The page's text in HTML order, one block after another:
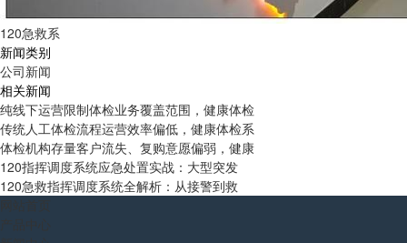
120急救系
新闻类别
公司新闻
相关新闻
纯线下运营限制体检业务覆盖范围，健康体检
传统人工体检流程运营效率偏低，健康体检系
体检机构存量客户流失、复购意愿偏弱，健康
120指挥调度系统应急处置实战：大型突发
120急救指挥调度系统全解析：从接警到救